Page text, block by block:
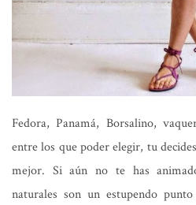
Fedora, Panamá, Borsalino,
entre los que poder elegir, tu
mejor. Si aún no te has
naturales son un estupendo